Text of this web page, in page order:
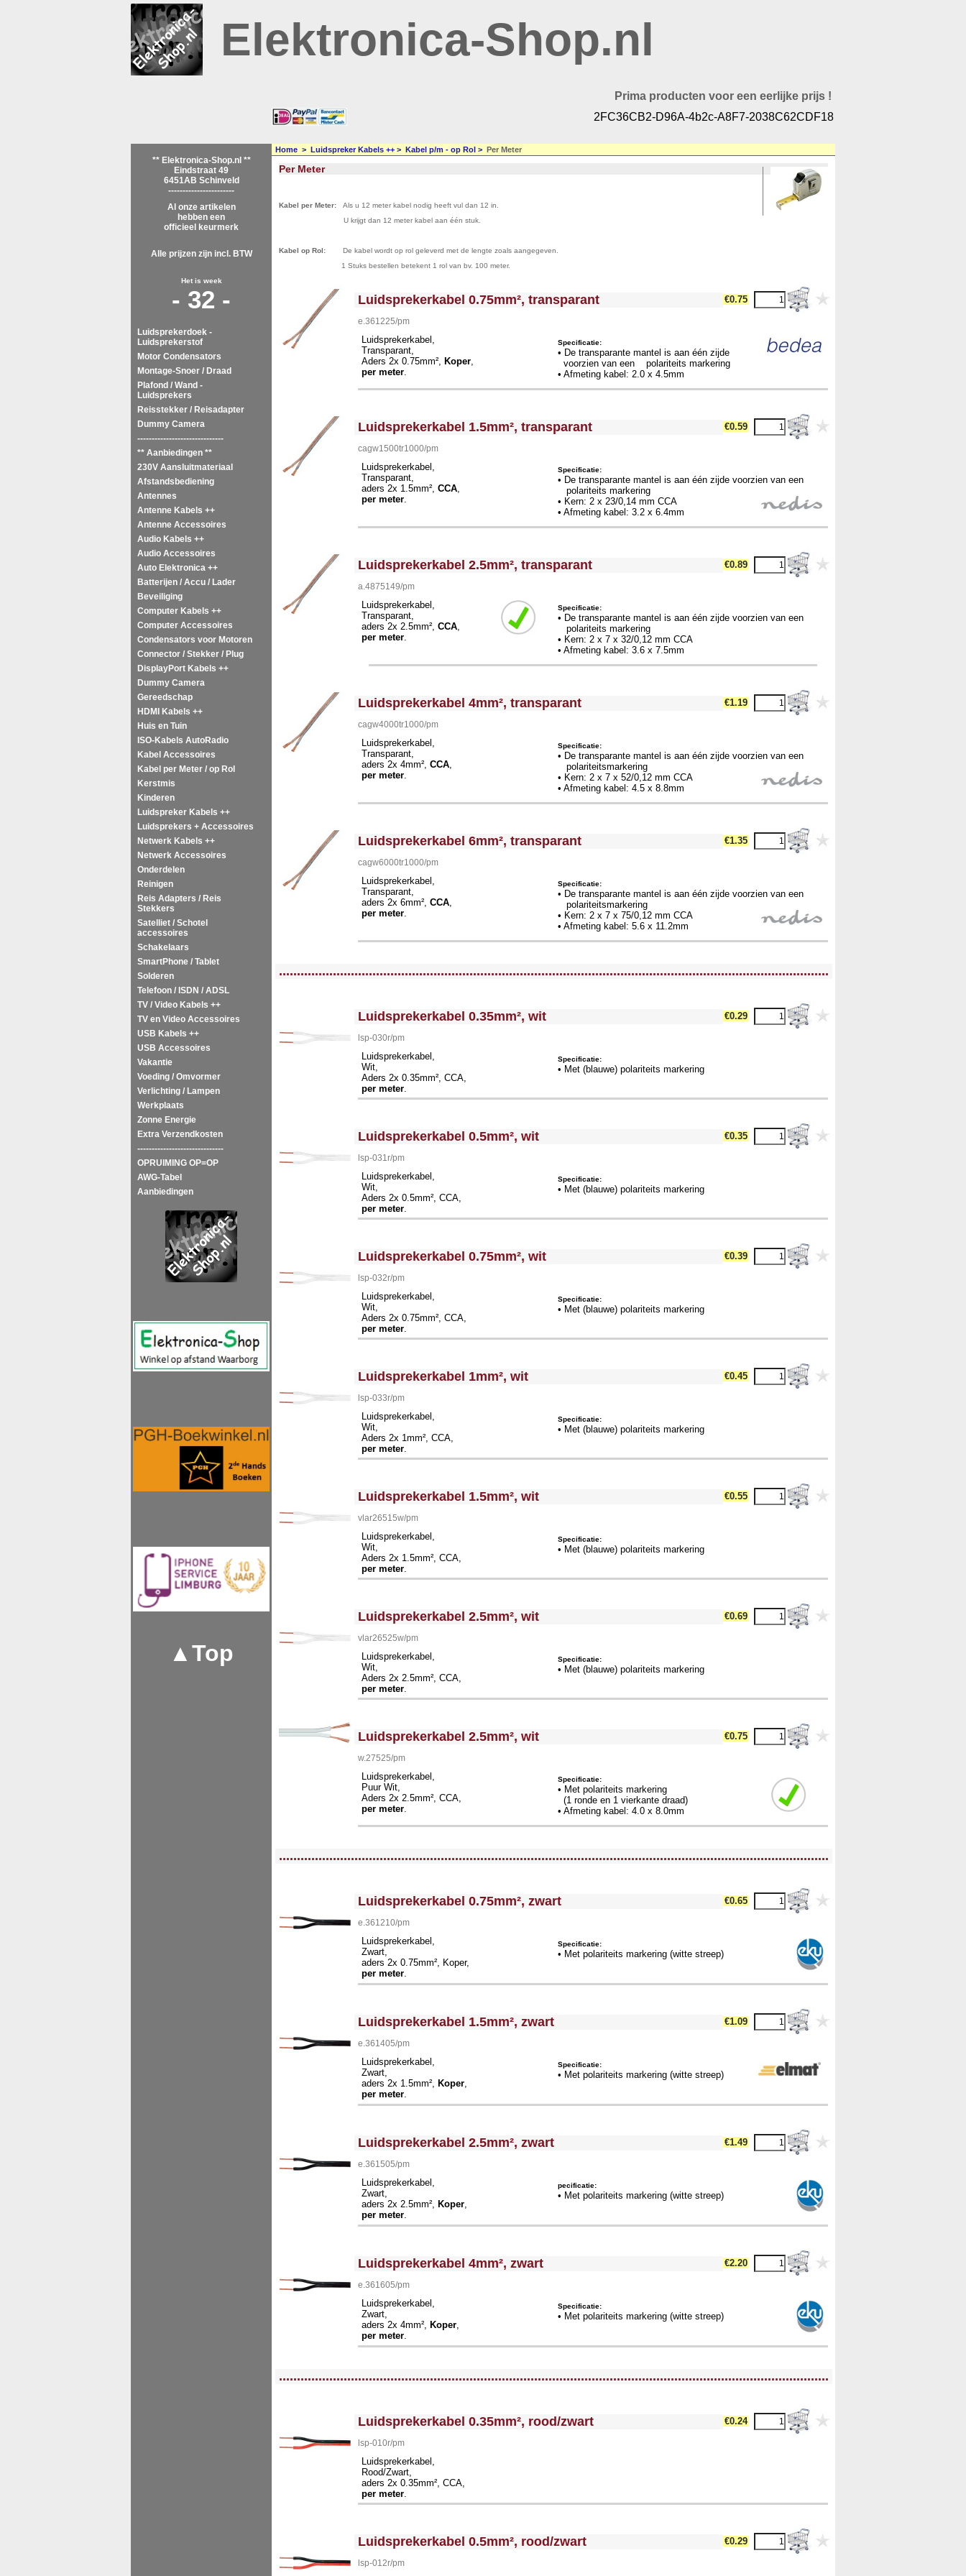
Elektronica-Shop.nl
Prima producten voor een eerlijke prijs !
2FC36CB2-D96A-4b2c-A8F7-2038C62CDF18
** Elektronica-Shop.nl **
Eindstraat 49
6451AB Schinveld
-----------------------
Al onze artikelen
hebben een
officieel keurmerk
Alle prijzen zijn incl. BTW
Het is week
- 32 -
Luidsprekerdoek -
Luidsprekerstof
Motor Condensators
Montage-Snoer / Draad
Plafond / Wand -
Luidsprekers
Reisstekker / Reisadapter
Dummy Camera
------------------------------
** Aanbiedingen **
230V Aansluitmateriaal
Afstandsbediening
Antennes
Antenne Kabels ++
Antenne Accessoires
Audio Kabels ++
Audio Accessoires
Auto Elektronica ++
Batterijen / Accu / Lader
Beveiliging
Computer Kabels ++
Computer Accessoires
Condensators voor Motoren
Connector / Stekker / Plug
DisplayPort Kabels ++
Dummy Camera
Gereedschap
HDMI Kabels ++
Huis en Tuin
ISO-Kabels AutoRadio
Kabel Accessoires
Kabel per Meter / op Rol
Kerstmis
Kinderen
Luidspreker Kabels ++
Luidsprekers + Accessoires
Netwerk Kabels ++
Netwerk Accessoires
Onderdelen
Reinigen
Reis Adapters / Reis
Stekkers
Satelliet / Schotel
accessoires
Schakelaars
SmartPhone / Tablet
Solderen
Telefoon / ISDN / ADSL
TV / Video Kabels ++
TV en Video Accessoires
USB Kabels ++
USB Accessoires
Vakantie
Voeding / Omvormer
Verlichting / Lampen
Werkplaats
Zonne Energie
Extra Verzendkosten
------------------------------
OPRUIMING OP=OP
AWG-Tabel
Aanbiedingen
▲Top
Home > Luidspreker Kabels ++ > Kabel p/m - op Rol > Per Meter
Per Meter
Kabel per Meter: Als u 12 meter kabel nodig heeft vul dan 12 in.
U krijgt dan 12 meter kabel aan één stuk.
Kabel op Rol: De kabel wordt op rol geleverd met de lengte zoals aangegeven.
1 Stuks bestellen betekent 1 rol van bv. 100 meter.
<!-- MakeFullWidth0 --><!-- MakeFullWidth1 --><!-- MakeFullWidth2 --><!-- MakeFullWidth3 --><!-- MakeFullWidth4 --><!-- MakeFullWidth5 --><!-- MakeFullWidth6 --><!-- MakeFullWidth7 --><!-- MakeFullWidth8 --><!-- MakeFullWidth9 --><!-- MakeFullWidth10 --><!-- MakeFullWidth11 --><!-- MakeFullWidth12 --><!-- MakeFullWidth13 --><!-- MakeFullWidth14 --><!-- MakeFullWidth15 --><!-- MakeFullWidth16 --><!-- MakeFullWidth17 --><!-- MakeFullWidth18 --><!-- MakeFullWidth19 -->
Luidsprekerkabel 0.75mm², transparant €0.75
e.361225/pm
Luidsprekerkabel,
Transparant,
Aders 2x 0.75mm², Koper,
per meter.
Specificatie:
• De transparante mantel is aan één zijde
voorzien van een polariteits markering
• Afmeting kabel: 2.0 x 4.5mm
<!-- MakeFullWidth0 --><!-- MakeFullWidth1 --><!-- MakeFullWidth2 --><!-- MakeFullWidth3 --><!-- MakeFullWidth4 --><!-- MakeFullWidth5 --><!-- MakeFullWidth6 --><!-- MakeFullWidth7 --><!-- MakeFullWidth8 --><!-- MakeFullWidth9 --><!-- MakeFullWidth10 --><!-- MakeFullWidth11 --><!-- MakeFullWidth12 --><!-- MakeFullWidth13 --><!-- MakeFullWidth14 --><!-- MakeFullWidth15 --><!-- MakeFullWidth16 --><!-- MakeFullWidth17 --><!-- MakeFullWidth18 --><!-- MakeFullWidth19 -->
Luidsprekerkabel 1.5mm², transparant €0.59
cagw1500tr1000/pm
Luidsprekerkabel,
Transparant,
aders 2x 1.5mm², CCA,
per meter.
Specificatie:
• De transparante mantel is aan één zijde voorzien van een
polariteits markering
• Kern: 2 x 23/0,14 mm CCA
• Afmeting kabel: 3.2 x 6.4mm
<!-- MakeFullWidth0 --><!-- MakeFullWidth1 --><!-- MakeFullWidth2 --><!-- MakeFullWidth3 --><!-- MakeFullWidth4 --><!-- MakeFullWidth5 --><!-- MakeFullWidth6 --><!-- MakeFullWidth7 --><!-- MakeFullWidth8 --><!-- MakeFullWidth9 --><!-- MakeFullWidth10 --><!-- MakeFullWidth11 --><!-- MakeFullWidth12 --><!-- MakeFullWidth13 --><!-- MakeFullWidth14 --><!-- MakeFullWidth15 --><!-- MakeFullWidth16 --><!-- MakeFullWidth17 --><!-- MakeFullWidth18 --><!-- MakeFullWidth19 -->
Luidsprekerkabel 2.5mm², transparant €0.89
a.4875149/pm
Luidsprekerkabel,
Transparant,
aders 2x 2.5mm², CCA,
per meter.
Specificatie:
• De transparante mantel is aan één zijde voorzien van een
polariteits markering
• Kern: 2 x 7 x 32/0,12 mm CCA
• Afmeting kabel: 3.6 x 7.5mm
<!-- MakeFullWidth0 --><!-- MakeFullWidth1 --><!-- MakeFullWidth2 --><!-- MakeFullWidth3 --><!-- MakeFullWidth4 --><!-- MakeFullWidth5 --><!-- MakeFullWidth6 --><!-- MakeFullWidth7 --><!-- MakeFullWidth8 --><!-- MakeFullWidth9 --><!-- MakeFullWidth10 --><!-- MakeFullWidth11 --><!-- MakeFullWidth12 --><!-- MakeFullWidth13 --><!-- MakeFullWidth14 --><!-- MakeFullWidth15 --><!-- MakeFullWidth16 --><!-- MakeFullWidth17 --><!-- MakeFullWidth18 --><!-- MakeFullWidth19 -->
Luidsprekerkabel 4mm², transparant €1.19
cagw4000tr1000/pm
Luidsprekerkabel,
Transparant,
aders 2x 4mm², CCA,
per meter.
Specificatie:
• De transparante mantel is aan één zijde voorzien van een
polariteitsmarkering
• Kern: 2 x 7 x 52/0,12 mm CCA
• Afmeting kabel: 4.5 x 8.8mm
<!-- MakeFullWidth0 --><!-- MakeFullWidth1 --><!-- MakeFullWidth2 --><!-- MakeFullWidth3 --><!-- MakeFullWidth4 --><!-- MakeFullWidth5 --><!-- MakeFullWidth6 --><!-- MakeFullWidth7 --><!-- MakeFullWidth8 --><!-- MakeFullWidth9 --><!-- MakeFullWidth10 --><!-- MakeFullWidth11 --><!-- MakeFullWidth12 --><!-- MakeFullWidth13 --><!-- MakeFullWidth14 --><!-- MakeFullWidth15 --><!-- MakeFullWidth16 --><!-- MakeFullWidth17 --><!-- MakeFullWidth18 --><!-- MakeFullWidth19 -->
Luidsprekerkabel 6mm², transparant €1.35
cagw6000tr1000/pm
Luidsprekerkabel,
Transparant,
aders 2x 6mm², CCA,
per meter.
Specificatie:
• De transparante mantel is aan één zijde voorzien van een
polariteitsmarkering
• Kern: 2 x 7 x 75/0,12 mm CCA
• Afmeting kabel: 5.6 x 11.2mm
.........................................................................................................................................................
<!-- MakeFullWidth0 --><!-- MakeFullWidth1 --><!-- MakeFullWidth2 --><!-- MakeFullWidth3 --><!-- MakeFullWidth4 --><!-- MakeFullWidth5 --><!-- MakeFullWidth6 --><!-- MakeFullWidth7 --><!-- MakeFullWidth8 --><!-- MakeFullWidth9 --><!-- MakeFullWidth10 --><!-- MakeFullWidth11 --><!-- MakeFullWidth12 --><!-- MakeFullWidth13 --><!-- MakeFullWidth14 --><!-- MakeFullWidth15 --><!-- MakeFullWidth16 --><!-- MakeFullWidth17 --><!-- MakeFullWidth18 --><!-- MakeFullWidth19 -->
Luidsprekerkabel 0.35mm², wit €0.29
lsp-030r/pm
Luidsprekerkabel,
Wit,
Aders 2x 0.35mm², CCA,
per meter.
Specificatie:
• Met (blauwe) polariteits markering
<!-- MakeFullWidth0 --><!-- MakeFullWidth1 --><!-- MakeFullWidth2 --><!-- MakeFullWidth3 --><!-- MakeFullWidth4 --><!-- MakeFullWidth5 --><!-- MakeFullWidth6 --><!-- MakeFullWidth7 --><!-- MakeFullWidth8 --><!-- MakeFullWidth9 --><!-- MakeFullWidth10 --><!-- MakeFullWidth11 --><!-- MakeFullWidth12 --><!-- MakeFullWidth13 --><!-- MakeFullWidth14 --><!-- MakeFullWidth15 --><!-- MakeFullWidth16 --><!-- MakeFullWidth17 --><!-- MakeFullWidth18 --><!-- MakeFullWidth19 -->
Luidsprekerkabel 0.5mm², wit €0.35
lsp-031r/pm
Luidsprekerkabel,
Wit,
Aders 2x 0.5mm², CCA,
per meter.
Specificatie:
• Met (blauwe) polariteits markering
<!-- MakeFullWidth0 --><!-- MakeFullWidth1 --><!-- MakeFullWidth2 --><!-- MakeFullWidth3 --><!-- MakeFullWidth4 --><!-- MakeFullWidth5 --><!-- MakeFullWidth6 --><!-- MakeFullWidth7 --><!-- MakeFullWidth8 --><!-- MakeFullWidth9 --><!-- MakeFullWidth10 --><!-- MakeFullWidth11 --><!-- MakeFullWidth12 --><!-- MakeFullWidth13 --><!-- MakeFullWidth14 --><!-- MakeFullWidth15 --><!-- MakeFullWidth16 --><!-- MakeFullWidth17 --><!-- MakeFullWidth18 --><!-- MakeFullWidth19 -->
Luidsprekerkabel 0.75mm², wit €0.39
lsp-032r/pm
Luidsprekerkabel,
Wit,
Aders 2x 0.75mm², CCA,
per meter.
Specificatie:
• Met (blauwe) polariteits markering
<!-- MakeFullWidth0 --><!-- MakeFullWidth1 --><!-- MakeFullWidth2 --><!-- MakeFullWidth3 --><!-- MakeFullWidth4 --><!-- MakeFullWidth5 --><!-- MakeFullWidth6 --><!-- MakeFullWidth7 --><!-- MakeFullWidth8 --><!-- MakeFullWidth9 --><!-- MakeFullWidth10 --><!-- MakeFullWidth11 --><!-- MakeFullWidth12 --><!-- MakeFullWidth13 --><!-- MakeFullWidth14 --><!-- MakeFullWidth15 --><!-- MakeFullWidth16 --><!-- MakeFullWidth17 --><!-- MakeFullWidth18 --><!-- MakeFullWidth19 -->
Luidsprekerkabel 1mm², wit €0.45
lsp-033r/pm
Luidsprekerkabel,
Wit,
Aders 2x 1mm², CCA,
per meter.
Specificatie:
• Met (blauwe) polariteits markering
<!-- MakeFullWidth0 --><!-- MakeFullWidth1 --><!-- MakeFullWidth2 --><!-- MakeFullWidth3 --><!-- MakeFullWidth4 --><!-- MakeFullWidth5 --><!-- MakeFullWidth6 --><!-- MakeFullWidth7 --><!-- MakeFullWidth8 --><!-- MakeFullWidth9 --><!-- MakeFullWidth10 --><!-- MakeFullWidth11 --><!-- MakeFullWidth12 --><!-- MakeFullWidth13 --><!-- MakeFullWidth14 --><!-- MakeFullWidth15 --><!-- MakeFullWidth16 --><!-- MakeFullWidth17 --><!-- MakeFullWidth18 --><!-- MakeFullWidth19 -->
Luidsprekerkabel 1.5mm², wit €0.55
vlar26515w/pm
Luidsprekerkabel,
Wit,
Aders 2x 1.5mm², CCA,
per meter.
Specificatie:
• Met (blauwe) polariteits markering
<!-- MakeFullWidth0 --><!-- MakeFullWidth1 --><!-- MakeFullWidth2 --><!-- MakeFullWidth3 --><!-- MakeFullWidth4 --><!-- MakeFullWidth5 --><!-- MakeFullWidth6 --><!-- MakeFullWidth7 --><!-- MakeFullWidth8 --><!-- MakeFullWidth9 --><!-- MakeFullWidth10 --><!-- MakeFullWidth11 --><!-- MakeFullWidth12 --><!-- MakeFullWidth13 --><!-- MakeFullWidth14 --><!-- MakeFullWidth15 --><!-- MakeFullWidth16 --><!-- MakeFullWidth17 --><!-- MakeFullWidth18 --><!-- MakeFullWidth19 -->
Luidsprekerkabel 2.5mm², wit €0.69
vlar26525w/pm
Luidsprekerkabel,
Wit,
Aders 2x 2.5mm², CCA,
per meter.
Specificatie:
• Met (blauwe) polariteits markering
<!-- MakeFullWidth0 --><!-- MakeFullWidth1 --><!-- MakeFullWidth2 --><!-- MakeFullWidth3 --><!-- MakeFullWidth4 --><!-- MakeFullWidth5 --><!-- MakeFullWidth6 --><!-- MakeFullWidth7 --><!-- MakeFullWidth8 --><!-- MakeFullWidth9 --><!-- MakeFullWidth10 --><!-- MakeFullWidth11 --><!-- MakeFullWidth12 --><!-- MakeFullWidth13 --><!-- MakeFullWidth14 --><!-- MakeFullWidth15 --><!-- MakeFullWidth16 --><!-- MakeFullWidth17 --><!-- MakeFullWidth18 --><!-- MakeFullWidth19 -->
Luidsprekerkabel 2.5mm², wit €0.75
w.27525/pm
Luidsprekerkabel,
Puur Wit,
Aders 2x 2.5mm², CCA,
per meter.
Specificatie:
• Met polariteits markering
(1 ronde en 1 vierkante draad)
• Afmeting kabel: 4.0 x 8.0mm
.........................................................................................................................................................
<!-- MakeFullWidth0 --><!-- MakeFullWidth1 --><!-- MakeFullWidth2 --><!-- MakeFullWidth3 --><!-- MakeFullWidth4 --><!-- MakeFullWidth5 --><!-- MakeFullWidth6 --><!-- MakeFullWidth7 --><!-- MakeFullWidth8 --><!-- MakeFullWidth9 --><!-- MakeFullWidth10 --><!-- MakeFullWidth11 --><!-- MakeFullWidth12 --><!-- MakeFullWidth13 --><!-- MakeFullWidth14 --><!-- MakeFullWidth15 --><!-- MakeFullWidth16 --><!-- MakeFullWidth17 --><!-- MakeFullWidth18 --><!-- MakeFullWidth19 -->
Luidsprekerkabel 0.75mm², zwart €0.65
e.361210/pm
Luidsprekerkabel,
Zwart,
aders 2x 0.75mm², Koper,
per meter.
Specificatie:
• Met polariteits markering (witte streep)
<!-- MakeFullWidth0 --><!-- MakeFullWidth1 --><!-- MakeFullWidth2 --><!-- MakeFullWidth3 --><!-- MakeFullWidth4 --><!-- MakeFullWidth5 --><!-- MakeFullWidth6 --><!-- MakeFullWidth7 --><!-- MakeFullWidth8 --><!-- MakeFullWidth9 --><!-- MakeFullWidth10 --><!-- MakeFullWidth11 --><!-- MakeFullWidth12 --><!-- MakeFullWidth13 --><!-- MakeFullWidth14 --><!-- MakeFullWidth15 --><!-- MakeFullWidth16 --><!-- MakeFullWidth17 --><!-- MakeFullWidth18 --><!-- MakeFullWidth19 -->
Luidsprekerkabel 1.5mm², zwart €1.09
e.361405/pm
Luidsprekerkabel,
Zwart,
aders 2x 1.5mm², Koper,
per meter.
Specificatie:
• Met polariteits markering (witte streep)
<!-- MakeFullWidth0 --><!-- MakeFullWidth1 --><!-- MakeFullWidth2 --><!-- MakeFullWidth3 --><!-- MakeFullWidth4 --><!-- MakeFullWidth5 --><!-- MakeFullWidth6 --><!-- MakeFullWidth7 --><!-- MakeFullWidth8 --><!-- MakeFullWidth9 --><!-- MakeFullWidth10 --><!-- MakeFullWidth11 --><!-- MakeFullWidth12 --><!-- MakeFullWidth13 --><!-- MakeFullWidth14 --><!-- MakeFullWidth15 --><!-- MakeFullWidth16 --><!-- MakeFullWidth17 --><!-- MakeFullWidth18 --><!-- MakeFullWidth19 -->
Luidsprekerkabel 2.5mm², zwart €1.49
e.361505/pm
Luidsprekerkabel,
Zwart,
aders 2x 2.5mm², Koper,
per meter.
pecificatie:
• Met polariteits markering (witte streep)
<!-- MakeFullWidth0 --><!-- MakeFullWidth1 --><!-- MakeFullWidth2 --><!-- MakeFullWidth3 --><!-- MakeFullWidth4 --><!-- MakeFullWidth5 --><!-- MakeFullWidth6 --><!-- MakeFullWidth7 --><!-- MakeFullWidth8 --><!-- MakeFullWidth9 --><!-- MakeFullWidth10 --><!-- MakeFullWidth11 --><!-- MakeFullWidth12 --><!-- MakeFullWidth13 --><!-- MakeFullWidth14 --><!-- MakeFullWidth15 --><!-- MakeFullWidth16 --><!-- MakeFullWidth17 --><!-- MakeFullWidth18 --><!-- MakeFullWidth19 -->
Luidsprekerkabel 4mm², zwart €2.20
e.361605/pm
Luidsprekerkabel,
Zwart,
aders 2x 4mm², Koper,
per meter.
Specificatie:
• Met polariteits markering (witte streep)
.........................................................................................................................................................
<!-- MakeFullWidth0 --><!-- MakeFullWidth1 --><!-- MakeFullWidth2 --><!-- MakeFullWidth3 --><!-- MakeFullWidth4 --><!-- MakeFullWidth5 --><!-- MakeFullWidth6 --><!-- MakeFullWidth7 --><!-- MakeFullWidth8 --><!-- MakeFullWidth9 --><!-- MakeFullWidth10 --><!-- MakeFullWidth11 --><!-- MakeFullWidth12 --><!-- MakeFullWidth13 --><!-- MakeFullWidth14 --><!-- MakeFullWidth15 --><!-- MakeFullWidth16 --><!-- MakeFullWidth17 --><!-- MakeFullWidth18 --><!-- MakeFullWidth19 -->
Luidsprekerkabel 0.35mm², rood/zwart €0.24
lsp-010r/pm
Luidsprekerkabel,
Rood/Zwart,
aders 2x 0.35mm², CCA,
per meter.
<!-- MakeFullWidth0 --><!-- MakeFullWidth1 --><!-- MakeFullWidth2 --><!-- MakeFullWidth3 --><!-- MakeFullWidth4 --><!-- MakeFullWidth5 --><!-- MakeFullWidth6 --><!-- MakeFullWidth7 --><!-- MakeFullWidth8 --><!-- MakeFullWidth9 --><!-- MakeFullWidth10 --><!-- MakeFullWidth11 --><!-- MakeFullWidth12 --><!-- MakeFullWidth13 --><!-- MakeFullWidth14 --><!-- MakeFullWidth15 --><!-- MakeFullWidth16 --><!-- MakeFullWidth17 --><!-- MakeFullWidth18 --><!-- MakeFullWidth19 -->
Luidsprekerkabel 0.5mm², rood/zwart €0.29
lsp-012r/pm